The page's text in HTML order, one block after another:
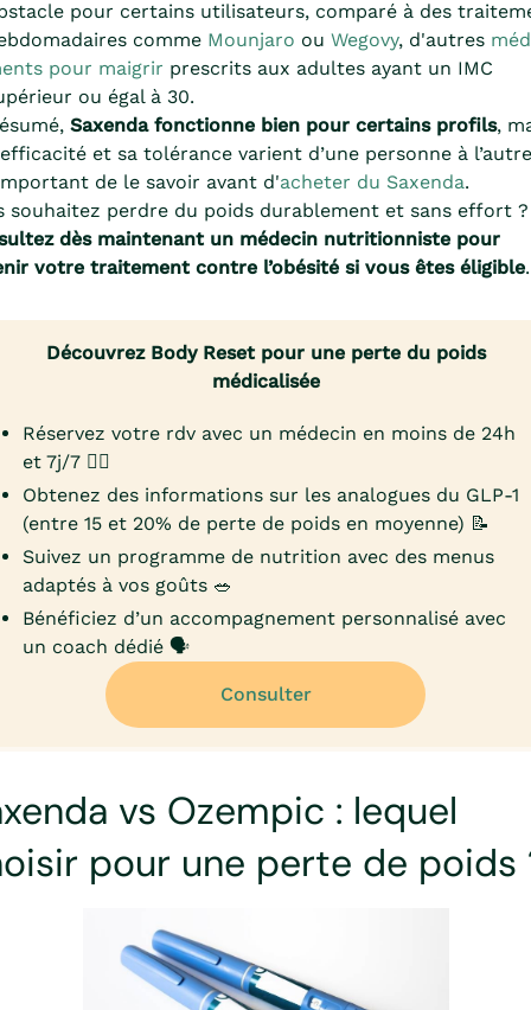
pour certains utilisateurs, comparé à des
comme Mounjaro ou Wegovy, d'autres
pour maigrir prescrits aux adultes ayant un IMC
ou égal à 30.
Saxenda fonctionne bien pour certains profils,
et sa tolérance varient d’une personne à
de le savoir avant d'acheter du Saxenda.
souhaitez perdre du poids durablement et sans effort ?
dès maintenant un médecin nutritionniste pour
votre traitement contre l’obésité si vous êtes éligible.
Découvrez Body Reset pour une perte du poids
médicalisée
Réservez votre rdv avec un médecin en moins de 24h
et 7j/7 👨‍⚕️
Obtenez des informations sur les analogues du GLP-1
(entre 15 et 20% de perte de poids en moyenne) 📝
Suivez un programme de nutrition avec des menus
adaptés à vos goûts 🥗
Bénéficiez d’un accompagnement personnalisé avec
un coach dédié 🗣️
Consulter
vs Ozempic : lequel
pour une perte de poids